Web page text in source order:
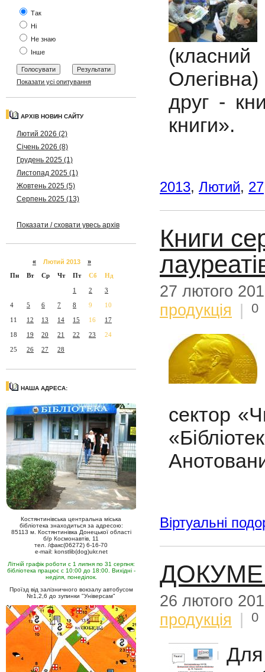
Так
Ні
Не знаю
Інше
Показати усі опитування
АРХІВ НОВИН САЙТУ
Лютий 2026 (2)
Січень 2026 (8)
Грудень 2025 (1)
Листопад 2025 (1)
Жовтень 2025 (5)
Серпень 2025 (13)
Показати / сховати увесь архів
« Лютий 2013 »
Пн
Вт Ср Чт Пт Сб Нд
1 2 3
4 5 6 7 8 9 10
11 12 13 14 15 16 17
18 19 20 21 22 23 24
25 26 27 28
НАША АДРЕСА:
Костянтинівська центральна міська
бібліотека знаходиться за адресою:
85113 м. Костянтинівка Донецької області
б/р Космонавтів, 11
тел. /факс(06272) 6-16-70
e-mail: konstlib(dog)ukr.net
Літній графік роботи с 1 липня по 31 серпня:
бібліотека працює с 10:00 до 18:00. Вихідні -
неділя, понеділок.
Проїзд від залізничного вокзалу автобусом
№1,2,6 до зупинки "Універсам"
друг -
книги».
2013, Лютий, 27
Книги
27 лютого
продукція
0
сектор
Віртуальні
26 лютого
продукція
0